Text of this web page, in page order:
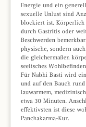
Energie und ein
sexuelle Unlust sind
blockiert ist. Körperlich
durch Gastritis oder
Beschwerden
physische, sondern
die gleichermaßen
seelisches
Für Nabhi Basti wird
und auf den Bauch
lauwarmem,
etwa 30 Minuten.
effektivsten ist diese
Panchakarma-Kur.